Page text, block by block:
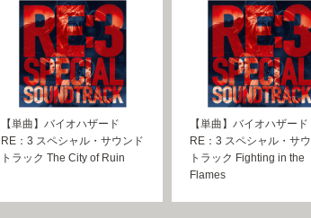
【単曲】バイオハザード
RE：3 スペシャル・サウンド
トラック The City of Ruin
【単曲】バイオハザード
RE：3 スペシャル・サ
トラック Fighting in the
Flames